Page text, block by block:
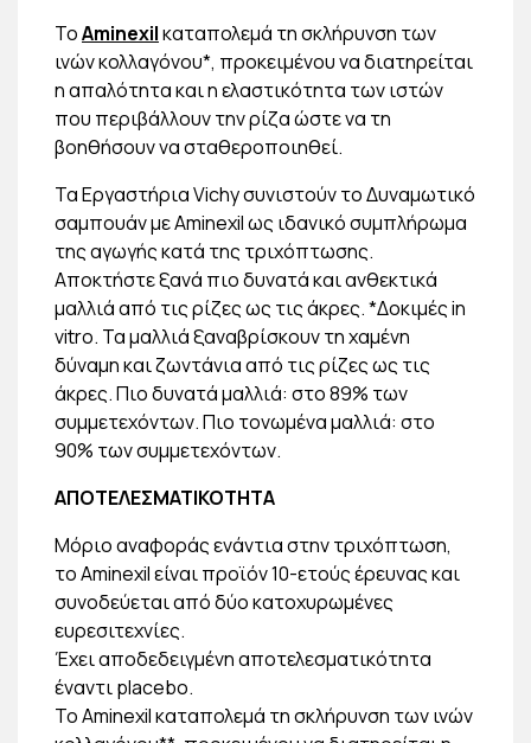
ToAminexilκαταπολεμά τη σκλήρυνση των
ινών κολλαγόνου*, προκειμένου να διατηρείται
η απαλότητα και η ελαστικότητα των ιστών
που περιβάλλουν την ρίζα ώστε να τη
βοηθήσουν να σταθεροποιηθεί.
Τα Εργαστήρια Vichy συνιστούν το Δυναμωτικό
σαμπουάν με Aminexil ως ιδανικό συμπλήρωμα
της αγωγής κατά της τριχόπτωσης.
Αποκτήστε ξανά πιο δυνατά και ανθεκτικά
μαλλιά από τις ρίζες ως τις άκρες. *Δοκιμές in
vitro. Τα μαλλιά ξαναβρίσκουν τη χαμένη
δύναμη και ζωντάνια από τις ρίζες ως τις
άκρες. Πιο δυνατά μαλλιά: στο 89% των
συμμετεχόντων. Πιο τονωμένα μαλλιά: στο
90% των συμμετεχόντων.
ΑΠΟΤΕΛΕΣΜΑΤΙΚΟΤΗΤΑ
Μόριο αναφοράς ενάντια στην τριχόπτωση,
το Aminexil είναι προϊόν 10-ετούς έρευνας και
συνοδεύεται από δύο κατοχυρωμένες
ευρεσιτεχνίες.
Έχει αποδεδειγμένη αποτελεσματικότητα
έναντι placebo.
To Aminexil καταπολεμά τη σκλήρυνση των ινών